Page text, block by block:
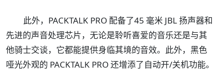
此外，PACKTALK PRO 配备了45 毫米 JBL 扬声器和
先进的声音处理芯片，无论是聆听喜爱的音乐还是与其
他骑士交谈，它都能提供身临其境的音效。此外，黑色
哑光外观的 PACKTALK PRO 还增添了自动开/关机功能。